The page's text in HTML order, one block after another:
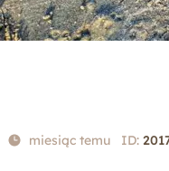
miesiąc temu ID: